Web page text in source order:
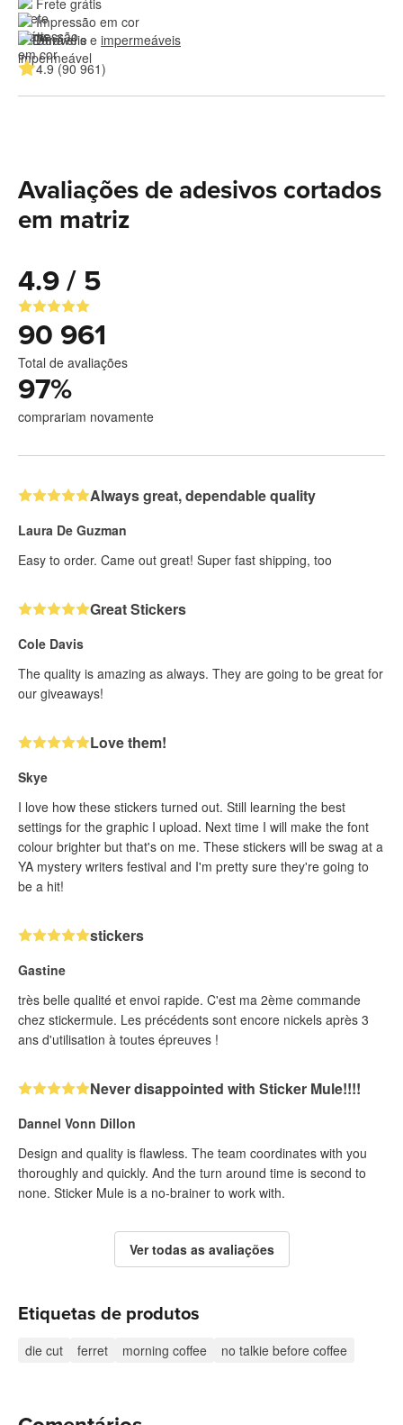
Impressão em cor
Duráveis e impermeáveis
4.9 (90 961)
Avaliações de adesivos cortados
em matriz
4.9 / 5
90 961
Total de avaliações
97%
comprariam novamente
Always great, dependable quality
Laura De Guzman
Easy to order. Came out great! Super fast shipping, too
Great Stickers
Cole Davis
The quality is amazing as always. They are going to be great for
our giveaways!
Love them!
Skye
I love how these stickers turned out. Still learning the best
settings for the graphic I upload. Next time I will make the font
colour brighter but that's on me. These stickers will be swag at a
YA mystery writers festival and I'm pretty sure they're going to
be a hit!
stickers
Gastine
très belle qualité et envoi rapide. C'est ma 2ème commande
chez stickermule. Les précédents sont encore nickels après 3
ans d'utilisation à toutes épreuves !
Never disappointed with Sticker Mule!!!!
Dannel Vonn Dillon
Design and quality is flawless. The team coordinates with you
thoroughly and quickly. And the turn around time is second to
none. Sticker Mule is a no-brainer to work with.
Ver todas as avaliações
Etiquetas de produtos
die cut ferret morning coffee no talkie before coffee